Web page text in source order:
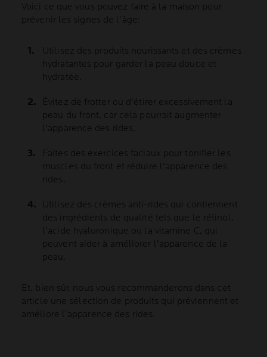
Voici ce que vous pouvez faire à la maison pour
prévenir les signes de l’âge:
Utilisez des produits nourissants et des crèmes
hydratantes pour garder la peau douce et
hydratée.
Évitez de frotter ou d'étirer excessivement la
peau du front, car cela pourrait augmenter
l'apparence des rides.
Faites des exercices faciaux pour tonifier les
muscles du front et réduire l'apparence des
rides.
Utilisez des crèmes anti-rides qui contiennent
des ingrédients de qualité tels que le rétinol,
l'acide hyaluronique ou la vitamine C, qui
peuvent aider à améliorer l'apparence de la
peau.
Et, bien sûr, nous vous recommanderons dans cet
article une sélection de produits qui préviennent et
améliore l’apparence des rides.